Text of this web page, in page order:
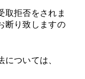
取拒否をされま
断り致しますの
ついては、